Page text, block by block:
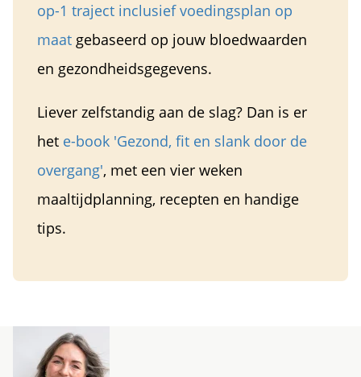
op-1 traject inclusief voedingsplan op
maat gebaseerd op jouw bloedwaarden
en gezondheidsgegevens.
Liever zelfstandig aan de slag? Dan is er
het e-book 'Gezond, fit en slank door de
overgang', met een vier weken
maaltijdplanning, recepten en handige
tips.